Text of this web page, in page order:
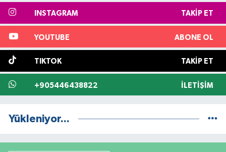
INSTAGRAM TAKIP ET
YOUTUBE ABONE OL
TIKTOK TAKIP ET
+905446438822 İLETIŞIM
Yükleniyor...